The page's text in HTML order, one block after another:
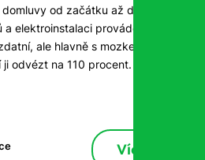
od začátku až do
elektroinstalaci prováděli
ale hlavně s mozkem, co u
odvézt na 110 procent. Za mě
Více